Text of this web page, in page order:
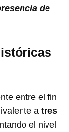
de
entre el fin
atres
el nivel